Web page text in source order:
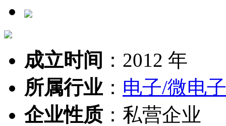
成立时间 ： 2012 年
所属行业： 电子/微电
企业性质： 私营企业